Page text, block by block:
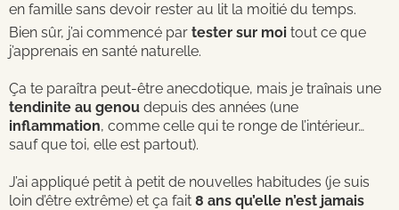
en famille sans devoir rester au lit la moitié du temps.
Bien sûr, j’ai commencé par tester sur moi tout ce que
j’apprenais en santé naturelle.
Ça te paraîtra peut-être anecdotique, mais je traînais une
tendinite au genou depuis des années (une
inflammation, comme celle qui te ronge de l’intérieur…
sauf que toi, elle est partout).
J’ai appliqué petit à petit de nouvelles habitudes (je suis
loin d’être extrême) et ça fait 8 ans qu’elle n’est jamais